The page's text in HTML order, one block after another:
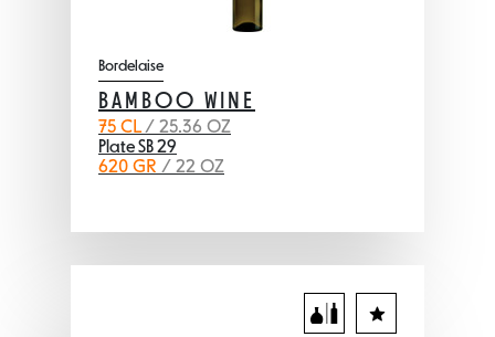
Bordelaise
BAMBOO WINE
75 CL/ 25.36 OZ
Plate SB 29
620 GR / 22 OZ